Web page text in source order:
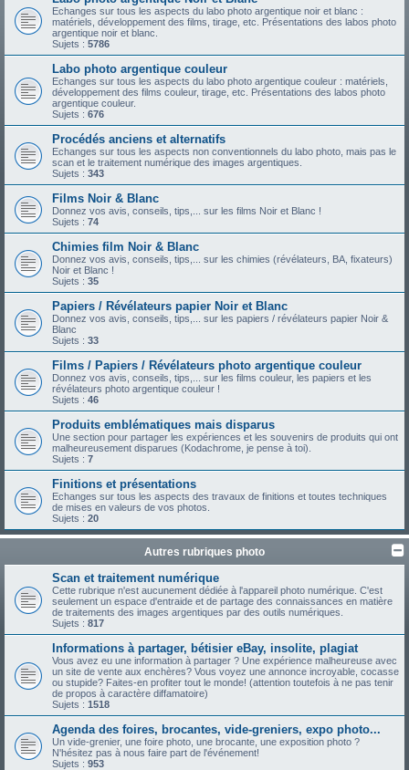
Echanges sur tous les aspects du labo photo argentique noir et blanc :
matériels, développement des films, tirage, etc. Présentations des labos photo
argentique noir et blanc.
Sujets : 5786
Labo photo argentique couleur
Echanges sur tous les aspects du labo photo argentique couleur : matériels,
développement des films couleur, tirage, etc. Présentations des labos photo
argentique couleur.
Sujets : 676
Procédés anciens et alternatifs
Echanges sur tous les aspects non conventionnels du labo photo, mais pas le
scan et le traitement numérique des images argentiques.
Sujets : 343
Films Noir & Blanc
Donnez vos avis, conseils, tips,... sur les films Noir et Blanc !
Sujets : 74
Chimies film Noir & Blanc
Donnez vos avis, conseils, tips,... sur les chimies (révélateurs, BA, fixateurs)
Noir et Blanc !
Sujets : 35
Papiers / Révélateurs papier Noir et Blanc
Donnez vos avis, conseils, tips,... sur les papiers / révélateurs papier Noir &
Blanc
Sujets : 33
Films / Papiers / Révélateurs photo argentique couleur
Donnez vos avis, conseils, tips,... sur les films couleur, les papiers et les
révélateurs photo argentique couleur !
Sujets : 46
Produits emblématiques mais disparus
Une section pour partager les expériences et les souvenirs de produits qui ont
malheureusement disparues (Kodachrome, je pense à toi).
Sujets : 7
Finitions et présentations
Echanges sur tous les aspects des travaux de finitions et toutes techniques
de mises en valeurs de vos photos.
Sujets : 20
Autres rubriques photo
Scan et traitement numérique
Cette rubrique n'est aucunement dédiée à l'appareil photo numérique. C'est
seulement un espace d'entraide et de partage des connaissances en matière
de traitements des images argentiques par des outils numériques.
Sujets : 817
Informations à partager, bétisier eBay, insolite, plagiat
Vous avez eu une information à partager ? Une expérience malheureuse avec
un site de vente aux enchères? Vous voyez une annonce incroyable, cocasse
ou stupide? Faites-en profiter tout le monde! (attention toutefois à ne pas tenir
de propos à caractère diffamatoire)
Sujets : 1518
Agenda des foires, brocantes, vide-greniers, expo photo...
Un vide-grenier, une foire photo, une brocante, une exposition photo ?
N'hésitez pas à nous faire part de l'événement!
Sujets : 953